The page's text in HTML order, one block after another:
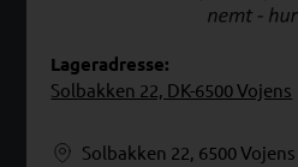
Lageradresse:
Solbakken 22, DK-6500 Vojens
Solbakken 22, 6500 Vojens